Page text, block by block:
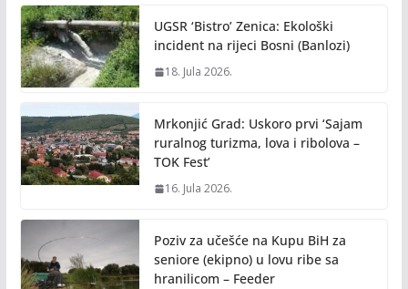
UGSR ‘Bistro’ Zenica: Ekološki
incident na rijeci Bosni (Banlozi)
18. Jula 2026.
Mrkonjić Grad: Uskoro prvi ‘Sajam
ruralnog turizma, lova i ribolova –
TOK Fest’
16. Jula 2026.
Poziv za učešće na Kupu BiH za
seniore (ekipno) u lovu ribe sa
hranilicom – Feeder